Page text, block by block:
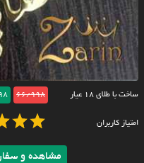
ساخت با طلای ۱۸ عیار 66/998
امتیاز کاربران
مشاهده و